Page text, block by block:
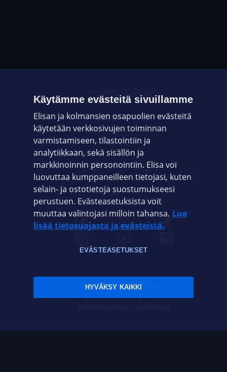
OHJEET JA VINKIT
OMAYHTEISÖ
VIANSELVITYS
ASIAKASPALVELU
ELISA.FI
Sopimusehdot Tietosuoja Evästeasetukset
Sääntelyviranomaiset Saavutettavuus
Käytämme evästeitä sivuillamme
Elisan ja kolmansien osapuolien evästeitä
käytetään verkkosivujen toiminnan
varmistamiseen, tilastointiin ja
analytiikkaan, sekä sisällön ja
markkinoinnin personointiin. Elisa voi
luovuttaa kumppaneilleen tietojasi, kuten
selain- ja ostotietoja suostumukseesi
perustuen. Evästeasetuksista voit
muuttaa valintojasi milloin tahansa. Lue
lisää tietosuojasta ja evästeistä.
EVÄSTEASETUKSET
HYVÄKSY KAIKKI